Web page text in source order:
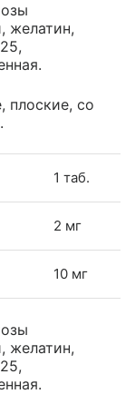
желатин,
плоские, со
1 таб.
2 мг
10 мг
желатин,